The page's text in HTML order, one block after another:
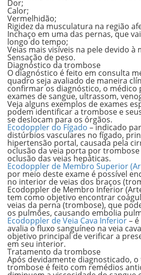
Dor;
Calor;
Vermelhidão;
Rigidez da musculatura na região
Inchaço em uma das pernas, que
longo do tempo;
Veias mais visíveis na pele devido à
Sensação de peso.
Diagnóstico da trombose
O diagnóstico é feito em consulta
quadro seja avaliado de maneira
confirmar os diagnóstico, o médico
exames de sangue, ultrassom,
Veja alguns exemplos de exames
podem identificar a trombose e
se deslocam para os órgãos.
Ecodoppler do Fígado – indicado
distúrbios vasculares no fígado,
hipertensão portal, causada pela
oclusão da veia porta por
oclusão das veias hepáticas.
Ecodoppler de Membro Superior
por meio deste exame é possível
no interior de veias dos braços
Ecodoppler de Membro Inferior
tem como objetivo encontrar
veias da perna (trombose), que
os pulmões, causando embolia
Ecodoppler de Veia Cava Inferior–
avalia o fluxo sanguíneo na veia
objetivo principal de verificar a
em seu interior.
Tratamento da trombose
Após devidamente diagnosticado,
trombose é feito com remédios